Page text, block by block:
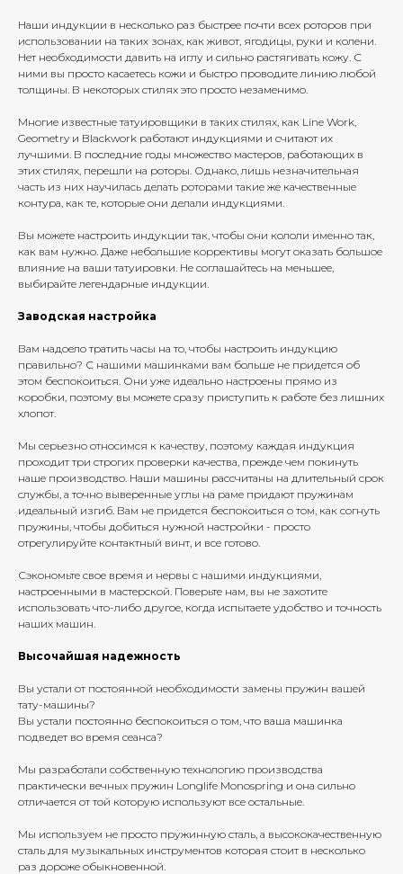
Наши индукции в несколько раз быстрее почти всех роторов при
использовании на таких зонах, как живот, ягодицы, руки и колени.
Нет необходимости давить на иглу и сильно растягивать кожу. С
ними вы просто касаетесь кожи и быстро проводите линию любой
толщины. В некоторых стилях это просто незаменимо.
Многие известные татуировщики в таких стилях, как Line Work,
Geometry и Blackwork работают индукциями и считают их
лучшими. В последние годы множество мастеров, работающих в
этих стилях, перешли на роторы. Однако, лишь незначительная
часть из них научилась делать роторами такие же качественные
контура, как те, которые они делали индукциями.
Вы можете настроить индукции так, чтобы они кололи именно так,
как вам нужно. Даже небольшие коррективы могут оказать большое
влияние на ваши татуировки. Не соглашайтесь на меньшее,
выбирайте легендарные индукции.
Заводская настройка
Вам надоело тратить часы на то, чтобы настроить индукцию
правильно? С нашими машинками вам больше не придется об
этом беспокоиться. Они уже идеально настроены прямо из
коробки, поэтому вы можете сразу приступить к работе без лишних
хлопот.
Мы серьезно относимся к качеству, поэтому каждая индукция
проходит три строгих проверки качества, прежде чем покинуть
наше производство. Наши машины рассчитаны на длительный срок
службы, а точно выверенные углы на раме придают пружинам
идеальный изгиб. Вам не придется беспокоиться о том, как согнуть
пружины, чтобы добиться нужной настройки - просто
отрегулируйте контактный винт, и все готово.
Сэкономьте свое время и нервы с нашими индукциями,
настроенными в мастерской. Поверьте нам, вы не захотите
использовать что-либо другое, когда испытаете удобство и точность
наших машин.
Высочайшая надежность
Вы устали от постоянной необходимости замены пружин вашей
тату-машины?
Вы устали постоянно беспокоиться о том, что ваша машинка
подведет во время сеанса?
Мы разработали собственную технологию производства
практически вечных пружин Longlife Monospring и она сильно
отличается от той которую используют все остальные.
Мы используем не просто пружинную сталь, а высококачественную
сталь для музыкальных инструментов которая стоит в несколько
раз дороже обыкновенной.